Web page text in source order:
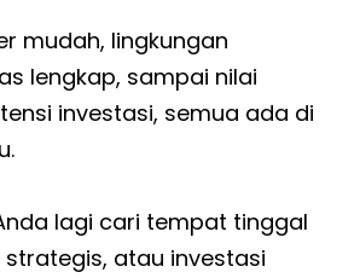
mudah, lingkungan
lengkap, sampai nilai
investasi, semua ada di
lagi cari tempat tinggal
strategis, atau investasi